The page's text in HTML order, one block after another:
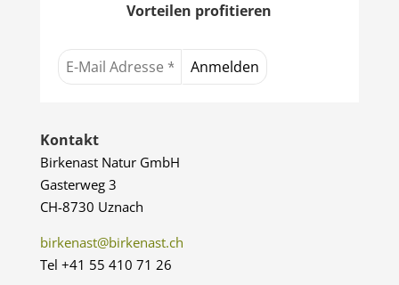
Vorteilen profitieren
Kontakt
Birkenast Natur GmbH
Gasterweg 3
CH-8730 Uznach
birkenast@birkenast.ch
Tel +41 55 410 71 26